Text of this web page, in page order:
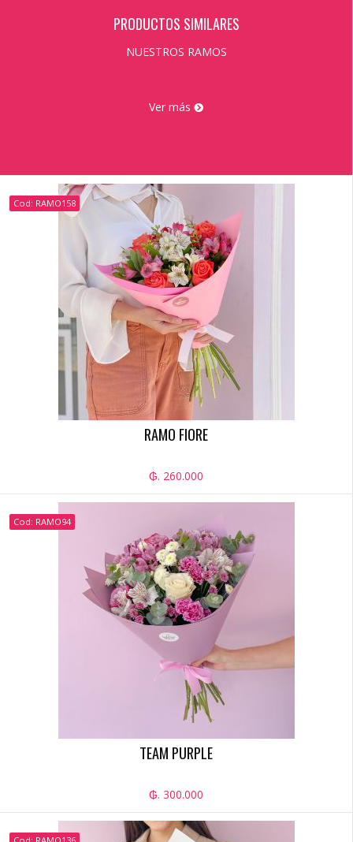
PRODUCTOS SIMILARES
NUESTROS RAMOS
Ver más
Cod: RAMO158
RAMO FIORE
₲. 260.000
Cod: RAMO94
TEAM PURPLE
₲. 300.000